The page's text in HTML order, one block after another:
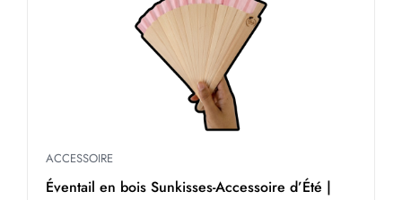
ACCESSOIRE
Serviette de plage Sunkisses-Édition limitée |